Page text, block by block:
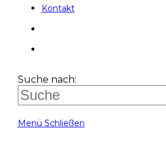
Kontakt
Suche nach:
Menü Schließen